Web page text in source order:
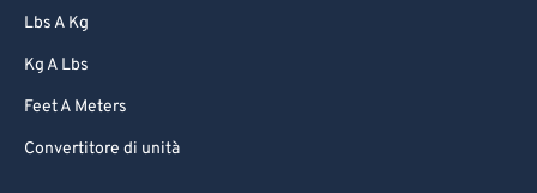
Lbs A Kg
Kg A Lbs
Feet A Meters
Convertitore di unità